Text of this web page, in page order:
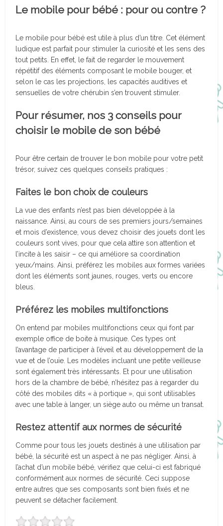
Le mobile pour bébé : pour ou contre ?
Le mobile pour bébé est utile à plus d’un titre. Cet élément
ludique est parfait pour stimuler la curiosité et les sens des
tout petits. En effet, le fait de regarder le mouvement
répétitif des éléments composant le mobile bouger, et
selon le cas les projections, les capacités auditives et
sensuelles de votre chérubin s’en trouvent stimuler.
Pour résumer, nos 3 conseils pour
choisir le mobile de son bébé
Pour être certain de trouver le bon mobile pour votre petit
trésor, suivez ces quelques conseils pratiques :
Faites le bon choix de couleurs
La vue des enfants n’est pas bien développée à la
naissance. Ainsi, au cours de ses premiers jours/semaines
et mois d’existence, vous devez choisir des jouets dont les
couleurs sont vives, pour que cela attire son attention et
l’incite à les saisir – ce qui améliore sa coordination
yeux/mains. Ainsi, préférez les mobiles aux formes variées
dont les éléments sont jaunes, rouges, verts ou encore
bleus.
Préférez les mobiles multifonctions
On entend par mobiles multifonctions ceux qui font par
exemple office de boite à musique. Ces types ont
l’avantage de participer à l’éveil et au développement de la
vue et de l’ouïe. Les modèles incluant une petite veilleuse
sont également très intéressants. Et pour une utilisation
hors de la chambre de bébé, n’hésitez pas à regarder du
côté des mobiles dits « à portique », qui sont utilisables
avec une table à langer, un siège auto ou même un transat.
Restez attentif aux normes de sécurité
Comme pour tous les jouets destinés à une utilisation par
bébé, la sécurité est un aspect à ne pas négliger. Ainsi, à
l’achat d’un mobile bébé, vérifiez que celui-ci est fabriqué
conformément aux normes de sécurité. Ceci suppose
entre autres que ses composants sont bien fixés et ne
peuvent se détacher facilement.